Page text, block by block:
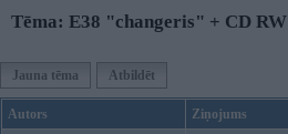
Tēma: E38 "changeris" + CD
Jauna tēma Atbildēt
Autors Ziņojums